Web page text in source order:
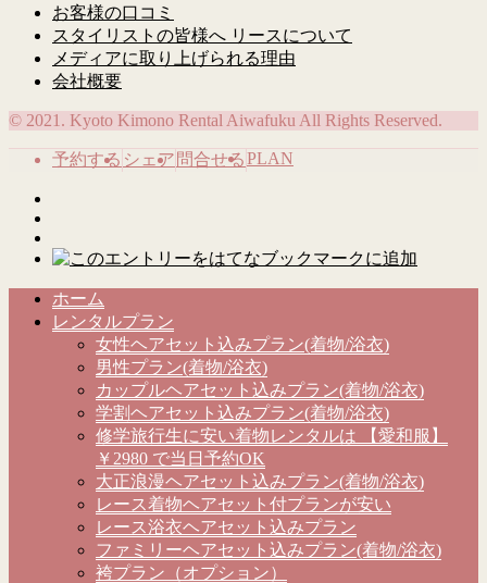
お客様の口コミ
スタイリストの皆様へ リースについて
メディアに取り上げられる理由
会社概要
© 2021. Kyoto Kimono Rental Aiwafuku All Rights Reserved.
予約する シェア 問合せるPLAN
ホーム
レンタルプラン
女性ヘアセット込みプラン(着物/浴衣)
男性プラン(着物/浴衣)
カップルヘアセット込みプラン(着物/浴衣)
学割ヘアセット込みプラン(着物/浴衣)
修学旅行生に安い着物レンタルは 【愛和服】
￥2980 で当日予約OK
大正浪漫ヘアセット込みプラン(着物/浴衣)
レース着物ヘアセット付プランが安い
レース浴衣ヘアセット込みプラン
ファミリーヘアセット込みプラン(着物/浴衣)
袴プラン（オプション）